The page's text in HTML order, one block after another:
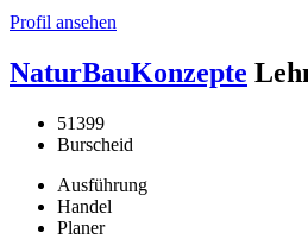
Profil ansehen
NaturBauKonzepte
51399
Burscheid
Ausführung
Handel
Planer